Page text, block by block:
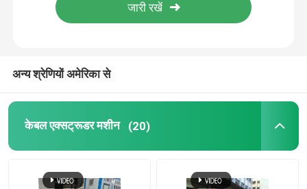
तांबे की बंकिंग मशीन
केबल घुमा मशीन
अन्य श्रेणियों अमेरिका से
केबल एक्सट्रूडर मशीन (20)